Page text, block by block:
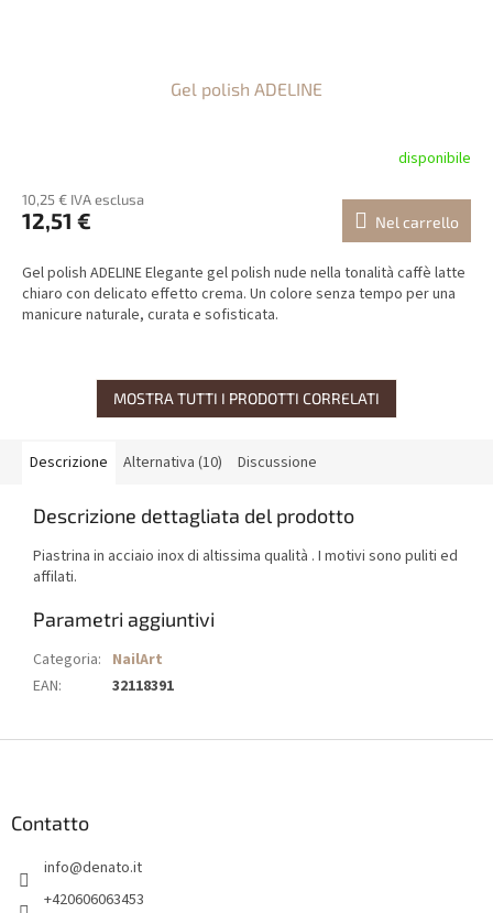
Gel polish ADELINE
disponibile
10,25 € IVA esclusa
12,51 € Nel carrello
Gel polish ADELINE Elegante gel polish nude nella tonalità caffè latte
chiaro con delicato effetto crema. Un colore senza tempo per una
manicure naturale, curata e sofisticata.
MOSTRA TUTTI I PRODOTTI CORRELATI
Descrizione Alternativa (10) Discussione
Descrizione dettagliata del prodotto
Piastrina in acciaio inox di altissima qualità . I motivi sono puliti ed
affilati.
Parametri aggiuntivi
Categoria: NailArt
EAN: 32118391
Contatto
info@denato.it
+420606063453